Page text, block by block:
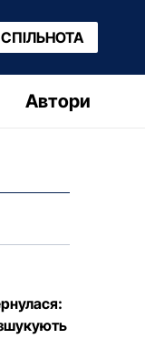
СПІЛЬНОТА
Автори